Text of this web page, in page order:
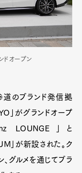
ドオープン
道のブランド発信拠
」がグランドオープ
LOUNGE」と
」が新設された。ク
、グルメを通じてブラ